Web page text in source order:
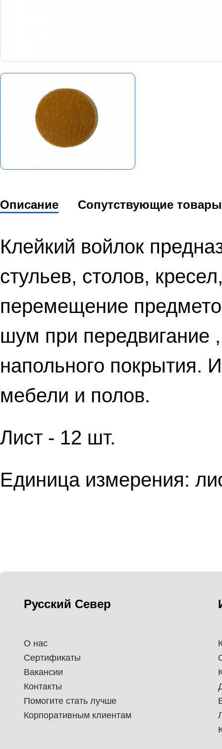
Описание Сопутствующие товары
Клейкий войлок
стульев, столов,
перемещение
шум при передвигание
напольного покрытия.
мебели и полов.
Лист - 12 шт.
Единица измерения:
Русский Север
О нас
Сертификаты
Вакансии
Контакты
Помогите стать лучше
Корпоративным клиентам